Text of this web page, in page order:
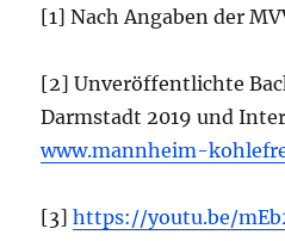
[1] Nach Angaben der
[2] Unveröffentlichte
Darmstadt 2019 und
www.mannheim-
[3]https://youtu.be/